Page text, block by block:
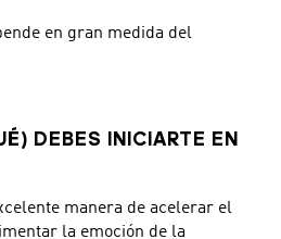
en gran medida del
DEBES INICIARTE EN
manera de acelerar el
la emoción de la